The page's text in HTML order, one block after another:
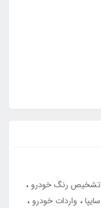
تشخیص رنگ خودرو
سایپا
واردات خودرو